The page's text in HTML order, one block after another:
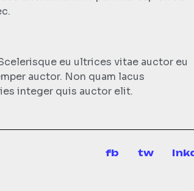
eu ultrices vitae auctor eu
auctor. Non quam lacus
integer quis auctor elit.
fb tw